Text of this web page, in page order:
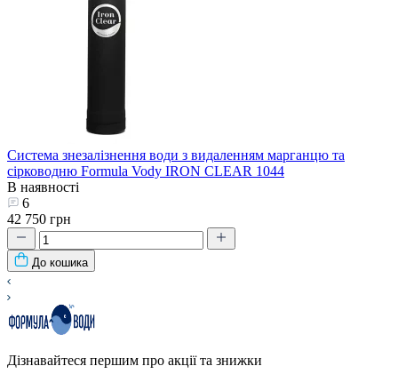
Система знезалізнення води з видаленням марганцю та
сірководню Formula Vody IRON CLEAR 1044
В наявності
6
42 750 грн
До кошика
Дізнавайтеся першим про акції та знижки